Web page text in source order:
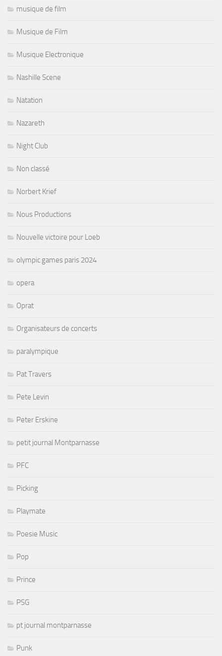
musique de film
Musique de Film
Musique Electronique
Nashille Scene
Natation
Nazareth
Night Club
Non classé
Norbert Krief
Nous Productions
Nouvelle victoire pour Loeb
olympic games paris 2024
opera
Oprat
Organisateurs de concerts
paralympique
Pat Travers
Pete Levin
Peter Erskine
petit journal Montparnasse
PFC
Picking
Playmate
Poesie Music
Pop
Prince
PSG
pt journal montparnasse
Punk